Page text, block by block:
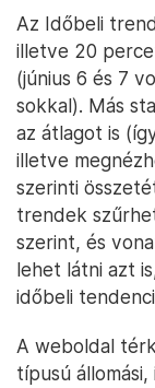
Az Időbeli
illetve 20
(június 6 és 7
sokkal). Más
az átlagot is
illetve
szerinti
trendek
szerint, és
lehet látni azt
időbeli
A weboldal
típusú